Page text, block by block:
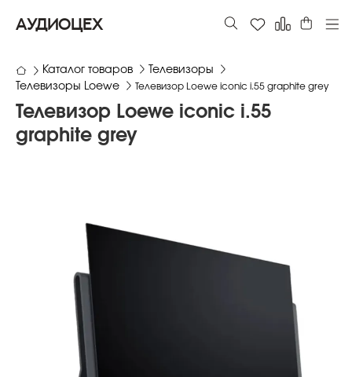
АУДИОЦЕХ
Каталог товаров
Телевизоры
Телевизоры Loewe
Телевизор Loewe iconic i.55 graphite grey
Телевизор Loewe iconic i.55
graphite grey